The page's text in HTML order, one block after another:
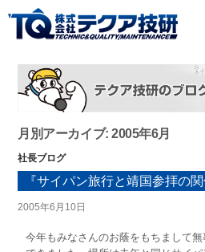
月別アーカイブ: 2005年6月
社長ブログ
『サイパン旅行と靖国参拝の関
2005年6月10日
今年もみなさんのお蔭をもちまして